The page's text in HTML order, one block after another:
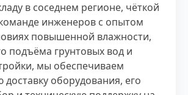
в соседнем регионе, чёткой
инженеров с опытом
повышенной влажности,
подъёма грунтовых вод и
мы обеспечиваем
доставку оборудования, его